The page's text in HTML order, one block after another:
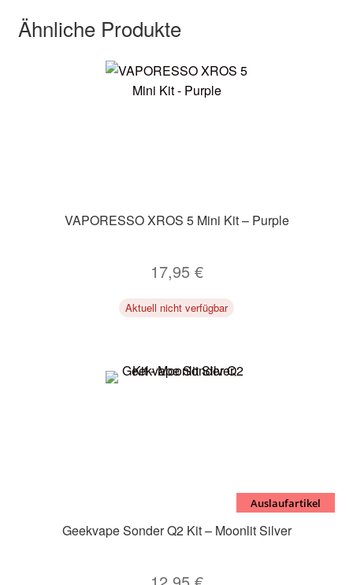
Ähnliche Produkte
VAPORESSO XROS 5 Mini Kit – Purple
17,95 €
Aktuell nicht verfügbar
Auslaufartikel
Geekvape Sonder Q2 Kit – Moonlit Silver